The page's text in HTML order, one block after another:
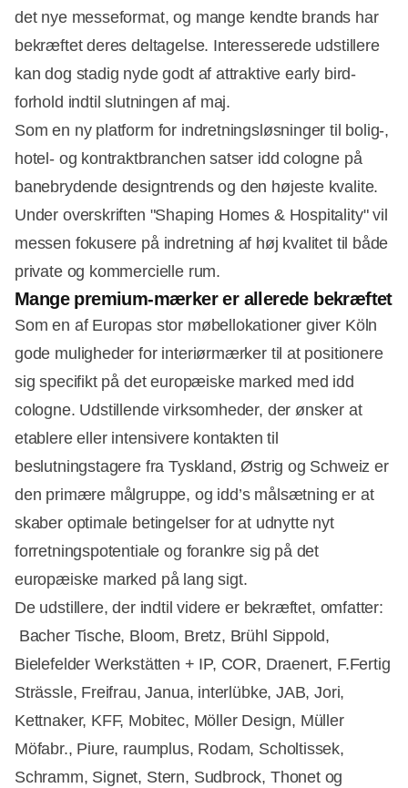
det nye messeformat, og mange kendte brands har
bekræftet deres deltagelse. Interesserede udstillere
kan dog stadig nyde godt af attraktive early bird-
forhold indtil slutningen af maj.
Som en ny platform for indretningsløsninger til bolig-,
hotel- og kontraktbranchen satser idd cologne på
banebrydende designtrends og den højeste kvalite.
Under overskriften "Shaping Homes & Hospitality" vil
messen fokusere på indretning af høj kvalitet til både
private og kommercielle rum.
Mange premium-mærker er allerede bekræftet
Som en af Europas stor møbellokationer giver Köln
gode muligheder for interiørmærker til at positionere
sig specifikt på det europæiske marked med idd
cologne. Udstillende virksomheder, der ønsker at
etablere eller intensivere kontakten til
beslutningstagere fra Tyskland, Østrig og Schweiz er
den primære målgruppe, og idd’s målsætning er at
skaber optimale betingelser for at udnytte nyt
forretningspotentiale og forankre sig på det
europæiske marked på lang sigt.
Annonce
De udstillere, der indtil videre er bekræftet, omfatter:
Bacher Tische, Bloom, Bretz, Brühl Sippold,
Bielefelder Werkstätten + IP, COR, Draenert, F.Fertig
Strässle, Freifrau, Janua, interlübke, JAB, Jori,
Kettnaker, KFF, Mobitec, Möller Design, Müller
Möfabr., Piure, raumplus, Rodam, Scholtissek,
Schramm, Signet, Stern, Sudbrock, Thonet og